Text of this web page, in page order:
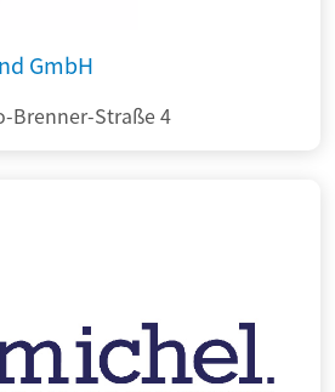
GmbH
Brenner-Straße 4